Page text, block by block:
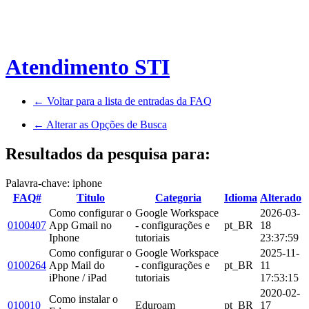
Atendimento STI
← Voltar para a lista de entradas da FAQ
← Alterar as Opções de Busca
Resultados da pesquisa para:
Palavra-chave: iphone
FAQ#
Titulo Categoria Idioma Alterado
0100407
Como configurar o
App Gmail no
Iphone
Google Workspace
- configurações e
tutoriais
pt_BR
2026-03-
18
23:37:59
0100264
Como configurar o
App Mail do
iPhone / iPad
Google Workspace
- configurações e
tutoriais
pt_BR
2025-11-
11
17:53:15
010010
Como instalar o
Eduroam pt_BR
2020-02-
17